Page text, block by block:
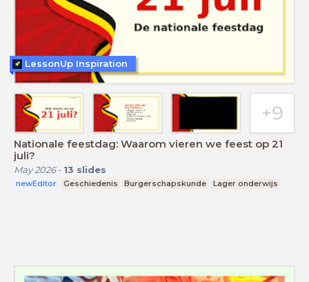
Nationale feestdag: Waarom vieren we feest op 21
juli?
May 2026- 13 slides
newEditor Geschiedenis Burgerschapskunde Lager onderwijs
LessonUp Inspiration